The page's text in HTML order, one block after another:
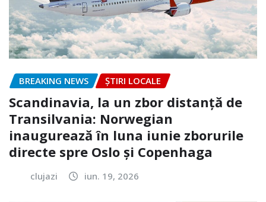
BREAKING NEWS ȘTIRI LOCALE
Scandinavia, la un zbor distanță de
Transilvania: Norwegian
inaugurează în luna iunie zborurile
directe spre Oslo și Copenhaga
clujazi iun. 19, 2026